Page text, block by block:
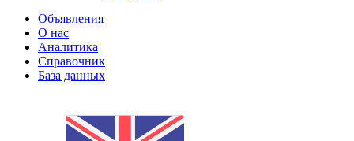
Объявления
О нас
Аналитика
Справочник
База данных